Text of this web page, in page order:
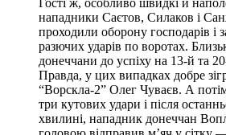
нападники Саєтов, Силаков і
проходили оборону господарів і
разючих ударів по воротах.
донеччани до успіху на 13-й та
Правда, у цих випадках добре
“Ворскла-2” Олег Чуваєв. А
три кутових удари і після
хвилині, нападник донеччан